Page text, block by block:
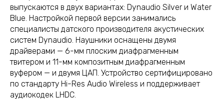
выпускаются в двух вариантах: Dynaudio Silver и Water
Blue. Настройкой первой версии занимались
специалисты датского производителя акустических
систем Dynaudio. Наушники оснащены двумя
драйверами — 6-мм плоским диафрагменным
твитером и 11-мм композитным диафрагменным
вуфером — и двумя ЦАП. Устройство сертифицировано
по стандарту Hi-Res Audio Wireless и поддерживает
аудиокодек LHDC.